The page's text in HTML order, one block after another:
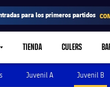
para los primeros partidos
TIENDA CULERS
Juvenil A Juvenil B